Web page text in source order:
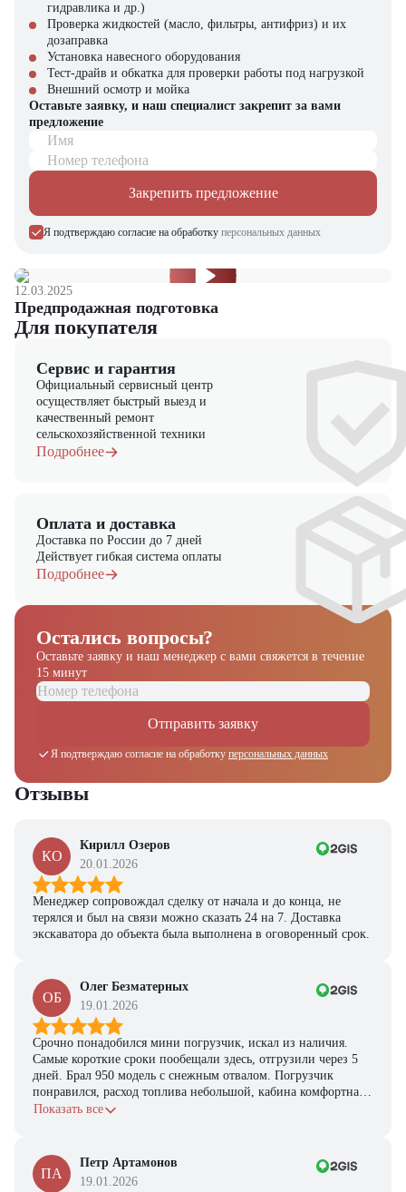
Bomag BW 90 SL-5 – ваш надежный партнер в дорожном
строительстве! Звоните в "ЦТО" – мы подберем технику под ваши
задачи и бюджет. В нашем каталоге – только проверенные решения
от мировых производителей спецтехники.
гидравлика и др.)
Проверка жидкостей (масло, фильтры, антифриз) и их
дозаправка
Установка навесного оборудования
Тест-драйв и обкатка для проверки работы под нагрузкой
Внешний осмотр и мойка
Оставьте заявку, и наш специалист закрепит за вами
предложение
Имя
Номер телефона
Закрепить предложение
Я подтверждаю согласие на обработку персональных данных
12.03.2025
Предпродажная подготовка
Для покупателя
Сервис и гарантия
Официальный сервисный центр
осуществляет быстрый выезд и
качественный ремонт
сельскохозяйственной техники
Подробнее
Оплата и доставка
Доставка по России до 7 дней
Действует гибкая система оплаты
Подробнее
Остались вопросы?
Оставьте заявку и наш менеджер с вами свяжется в течение
15 минут
Отправить заявку
Я подтверждаю согласие на обработку персональных данных
Отзывы
КО
Кирилл Озеров
20.01.2026
Менеджер сопровождал сделку от начала и до конца, не
терялся и был на связи можно сказать 24 на 7. Доставка
экскаватора до объекта была выполнена в оговоренный срок.
ОБ
Олег Безматерных
19.01.2026
Срочно понадобился мини погрузчик, искал из наличия.
Самые короткие сроки пообещали здесь, отгрузили через 5
дней. Брал 950 модель с снежным отвалом. Погрузчик
понравился, расход топлива небольшой, кабина комфортная,
с задачами справляется.
Показать все
ПА
Петр Артамонов
19.01.2026
Получите выгодное
предложение на спецтехнику
из наличия!
персональную подборку моделей и лучшие условия
Получить предложение